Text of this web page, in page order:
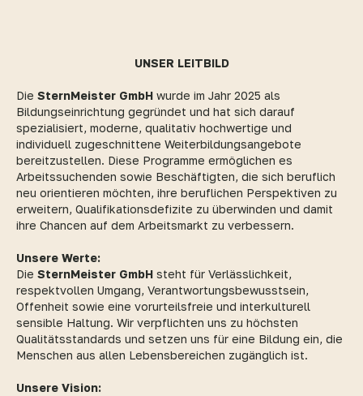
UNSER LEITBILD
Die SternMeister GmbH wurde im Jahr 2025 als
Bildungseinrichtung gegründet und hat sich darauf
spezialisiert, moderne, qualitativ hochwertige und
individuell zugeschnittene Weiterbildungsangebote
bereitzustellen. Diese Programme ermöglichen es
Arbeitssuchenden sowie Beschäftigten, die sich beruflich
neu orientieren möchten, ihre beruflichen Perspektiven zu
erweitern, Qualifikationsdefizite zu überwinden und damit
ihre Chancen auf dem Arbeitsmarkt zu verbessern.
Unsere Werte:
Die SternMeister GmbH steht für Verlässlichkeit,
respektvollen Umgang, Verantwortungsbewusstsein,
Offenheit sowie eine vorurteilsfreie und interkulturell
sensible Haltung. Wir verpflichten uns zu höchsten
Qualitätsstandards und setzen uns für eine Bildung ein, die
Menschen aus allen Lebensbereichen zugänglich ist.
Unsere Vision: